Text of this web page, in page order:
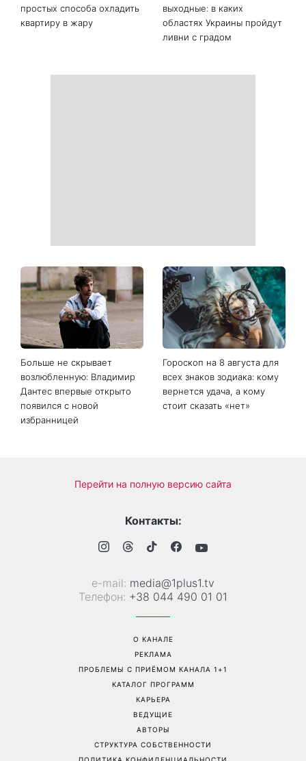
простых способа охладить
квартиру в жару
выходные: в каких
областях Украины пройдут
ливни с градом
Больше не скрывает
возлюбленную: Владимир
Дантес впервые открыто
появился с новой
избранницей
Гороскоп на 8 августа для
всех знаков зодиака: кому
вернется удача, а кому
стоит сказать «нет»
Перейти на полную версию сайта
Контакты:
е-mail: media@1plus1.tv
Телефон: +38 044 490 01 01
О КАНАЛЕ
РЕКЛАМА
ПРОБЛЕМЫ С ПРИЁМОМ КАНАЛА 1+1
КАТАЛОГ ПРОГРАММ
КАРЬЕРА
ВЕДУЩИЕ
АВТОРЫ
СТРУКТУРА СОБСТВЕННОСТИ